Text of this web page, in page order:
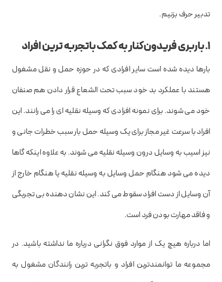
تدبیر حرف بزنیم.
1. باربری فریدون‌کنار به کمک باتجربه ترین افراد
بارها دیده شده است سایر افرادی که در حوزه حمل و نقل مشغول
هستند با عملکرد بد خود سبب تحت الشعاع قرار دادن هم صنفان
خود می شوند. برای نمونه افرادی که وسیله نقلیه ای را می رانند. این
افراد با سرعت غیر مجاز برای یک وسیله حمل بار سبب خطرات جانی و
نیز اسیب به وسایل درون وسیله نقلیه می شوند. به علاوه اینکه گاها
دیده می شود هنگام حمل وسایل به وسیله نقلیه یا هنگام خارج از
آن وسایل از دست افراد سقوط می کند. این نشان دهنده بی تجربگی
و فاقد مهارت بودن فرد است.
اما درباره هیچ یک از موارد فوق نگرانی درباره ما نداشته باشید. در
مجموعه ما توانمندترین افراد و باتجربه ترین رانندگان مشغول به